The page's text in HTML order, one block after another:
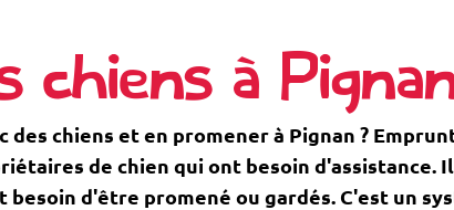
chiens à
des chiens et en promener à Pignan ?
de chien qui ont besoin d'assistance. Il
d'être promené ou gardés. C'est un